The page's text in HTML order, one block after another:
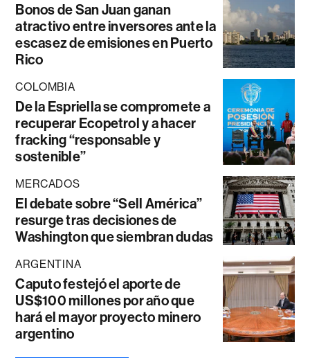
Bonos de San Juan ganan
atractivo entre inversores ante la
escasez de emisiones en Puerto
Rico
COLOMBIA
De la Espriella se compromete a
recuperar Ecopetrol y a hacer
fracking “responsable y
sostenible”
MERCADOS
El debate sobre “Sell América”
resurge tras decisiones de
Washington que siembran dudas
ARGENTINA
Caputo festejó el aporte de
US$100 millones por año que
hará el mayor proyecto minero
argentino